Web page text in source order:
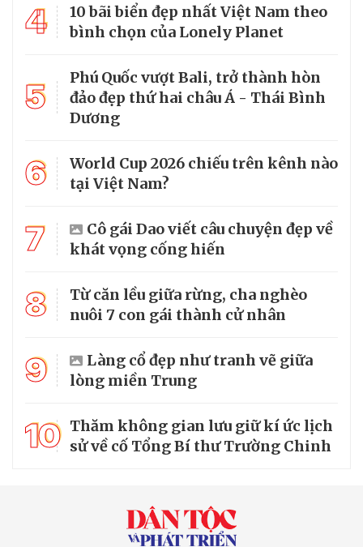
4
10 bãi biển đẹp nhất Việt Nam theo
bình chọn của Lonely Planet
5
Phú Quốc vượt Bali, trở thành hòn
đảo đẹp thứ hai châu Á - Thái Bình
Dương
6
World Cup 2026 chiếu trên kênh nào
tại Việt Nam?
7
Cô gái Dao viết câu chuyện đẹp về
khát vọng cống hiến
8
Từ căn lều giữa rừng, cha nghèo
nuôi 7 con gái thành cử nhân
9
Làng cổ đẹp như tranh vẽ giữa
lòng miền Trung
10 Thăm không gian lưu giữ kí ức lịch
sử về cố Tổng Bí thư Trường Chinh